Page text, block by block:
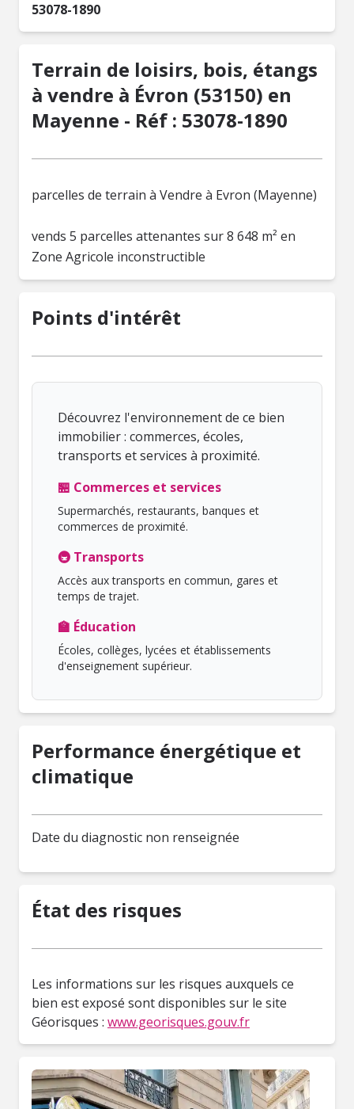
53078-1890
Terrain de loisirs, bois, étangs
à vendre à Évron (53150) en
Mayenne - Réf : 53078-1890
parcelles de terrain à Vendre à Evron (Mayenne)
vends 5 parcelles attenantes sur 8 648 m² en
Zone Agricole inconstructible
Points d'intérêt
Découvrez l'environnement de ce bien
immobilier : commerces, écoles,
transports et services à proximité.
🏪 Commerces et services
Supermarchés, restaurants, banques et
commerces de proximité.
🚇 Transports
Accès aux transports en commun, gares et
temps de trajet.
🏫 Éducation
Écoles, collèges, lycées et établissements
d'enseignement supérieur.
Performance énergétique et
climatique
Date du diagnostic non renseignée
État des risques
Les informations sur les risques auxquels ce
bien est exposé sont disponibles sur le site
Géorisques : www.georisques.gouv.fr